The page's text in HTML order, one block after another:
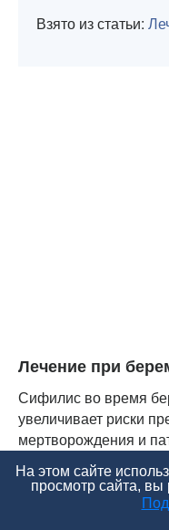
Взято из статьи:
Лечение при
Сифилис во время
увеличивает риски
мертворождения и
инфицировании
велика вероятность
гибели плода, в
поздних сроках
На этом сайте
просмотр сайта, вы